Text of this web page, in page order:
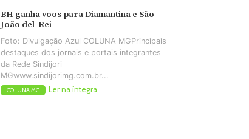
BH ganha voos para Diamantina e São
João del-Rei
Foto: Divulgação Azul COLUNA MGPrincipais
destaques dos jornais e portais integrantes
da Rede Sindijori
MGwww.sindijorimg.com.br...
COLUNA MG Ler na íntegra